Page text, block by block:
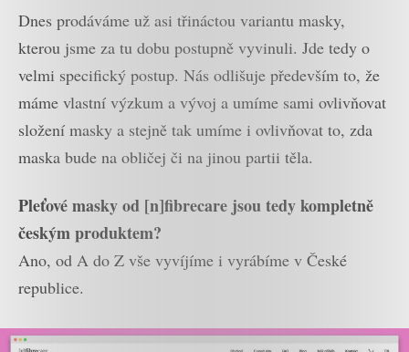
Dnes prodáváme už asi třináctou variantu masky,
kterou jsme za tu dobu postupně vyvinuli. Jde tedy o
velmi specifický postup. Nás odlišuje především to, že
máme vlastní výzkum a vývoj a umíme sami ovlivňovat
složení masky a stejně tak umíme i ovlivňovat to, zda
maska bude na obličej či na jinou partii těla.
Pleťové masky od [n]fibrecare jsou tedy kompletně
českým produktem?
Ano, od A do Z vše vyvíjíme i vyrábíme v České
republice.